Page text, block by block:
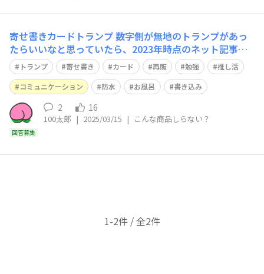
寄せ書きカードトランプ数字側が無地のトランプがあっ
たらいいなと思っていたら、2023年時点のネット記事でD
AISOに売っていると。最寄りの店舗やネット検索では見
つからないのは廃盤なのでしょうか？ 記事では推し活に
と書いてありましたが、私は勉強に使いたいです。
トランプ 寄せ書き カード 再販 勉強
推し活
コミュニケーション
防水 お風呂 書き込み
回答募集
2 16
100太郎 | 2025/03/15 | こんな商品しらない？
1-2件 / 全2件